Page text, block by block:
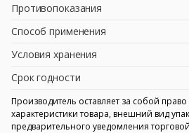
Противопоказания
Способ применения
Условия хранения
Срок годности
Производитель оставляет за собой
характеристики товара, внешний вид
предварительного уведомления